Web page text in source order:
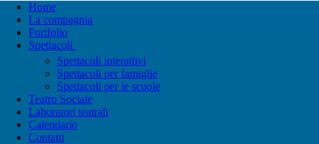
Home
La compagnia
Portfolio
Spettacoli
Spettacoli interattivi
Spettacoli per famiglie
Spettacoli per le scuole
Teatro Sociale
Laboratori teatrali
Calendario
Contatti